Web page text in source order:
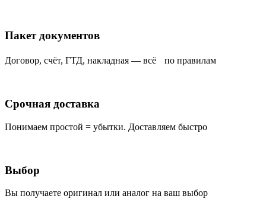
Пакет документов
Договор, счёт, ГТД, накладная — всё по правилам
Срочная доставка
Понимаем простой = убытки. Доставляем быстро
Выбор
Вы получаете оригинал или аналог на ваш выбор